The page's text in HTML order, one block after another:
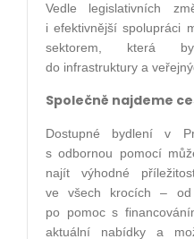
Vedle legislativních
i efektivnější spolupráci
sektorem, která
do infrastruktury a
Společně najdeme
Dostupné bydlení v
s odbornou pomocí
najít výhodné
ve všech krocích –
po pomoc s
aktuální nabídky a